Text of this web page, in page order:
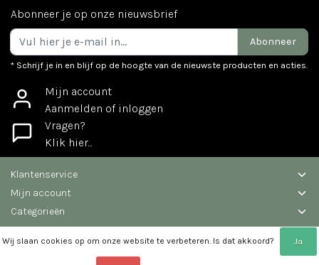
Abonneer je op onze nieuwsbrief
Abonneer
* Schrijf je in en blijf op de hoogte van de nieuwste producten en acties.
Mijn account
Aanmelden of inloggen
Vragen?
Klik hier...
Klantenservice
Mijn account
Categorieën
Contactgegevens
Wij slaan cookies op om onze website te verbeteren. Is dat akkoord? Ja